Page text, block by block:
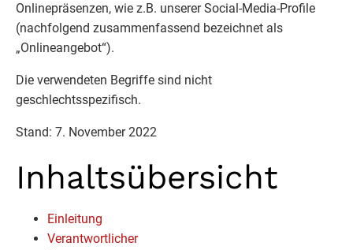
Onlinepräsenzen, wie z.B. unserer Social-Media-Profile
(nachfolgend zusammenfassend bezeichnet als
„Onlineangebot“).
Die verwendeten Begriffe sind nicht
geschlechtsspezifisch.
Stand: 7. November 2022
Inhaltsübersicht
Einleitung
Verantwortlicher